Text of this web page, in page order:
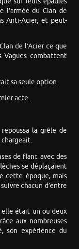
l’armée du Clan de
Anti-Acier, et peut-
de l’Acier ce que
Vagues combattent
sa seule option.
acte.
la grêle de
chargeait.
de flanc avec des
se déplaçaient
cette époque, mais
chacun d’entre
elle était un ou deux
aux nombreuses
son expérience du